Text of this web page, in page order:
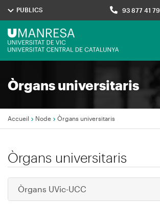
principal
Menú
UManresa
PUBLICS 93 877 41 79
Navegació
Òrgans universitaris
d'Ariane
Accueil Node Òrgans universitaris
Òrgans universitaris
Òrgans UVic-UCC